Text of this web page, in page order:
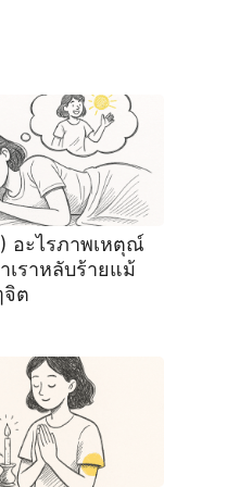
อะไรภาพเหตุณ์
เราหลับร้ายแม้
จิต